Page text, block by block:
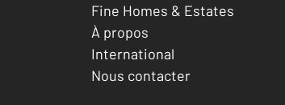
Fine Homes & Estates
À propos
International
Nous contacter